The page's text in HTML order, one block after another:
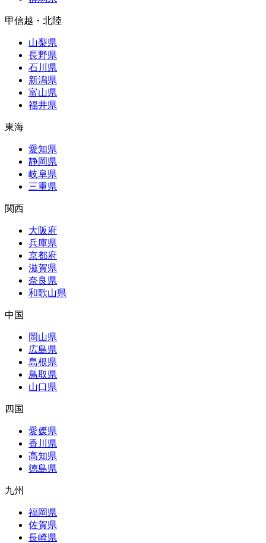
甲信越・北陸
山梨県
長野県
石川県
新潟県
富山県
福井県
東海
愛知県
静岡県
岐阜県
三重県
関西
大阪府
兵庫県
京都府
滋賀県
奈良県
和歌山県
中国
岡山県
広島県
島根県
鳥取県
山口県
四国
愛媛県
香川県
高知県
徳島県
九州
福岡県
佐賀県
長崎県